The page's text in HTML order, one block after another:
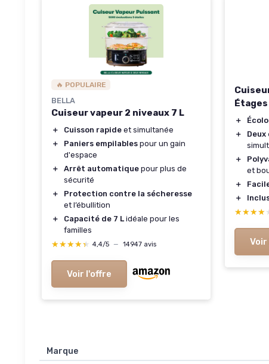
🔥 POPULAIRE
BELLA
Cuiseur vapeur 2 niveaux 7 L
＋ Cuisson rapide et simultanée
＋
Paniers empilables pour un gain
d'espace
＋
Arrêt automatique pour plus de
sécurité
＋
Protection contre la sécheresse
et l’ébullition
＋
Capacité de 7 L idéale pour les
familles
★★★★★
★★★★★ 4,4/5 — 14947 avis
Voir l'offre
Étages
＋
＋
＋
et
＋
＋
Marque